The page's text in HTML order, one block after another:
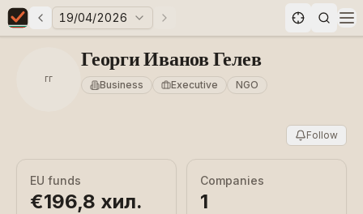
Elections in Bulgaria data statistics
Previous elections
19/04/2026 Next elections
ГГ
Георги Иванов Гелев
Business Executive NGO
Follow
EU funds
€196,8 хил.
Companies
1